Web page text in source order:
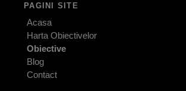
PAGINI SITE
Acasa
Harta Obiectivelor
Obiective
Blog
Contact